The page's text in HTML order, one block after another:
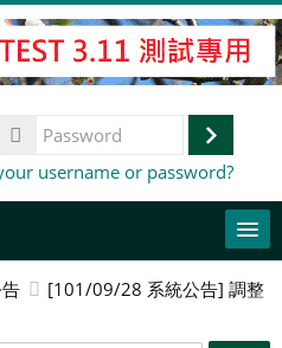
Log
username or password?
[101/09/28 系統公告] 調整